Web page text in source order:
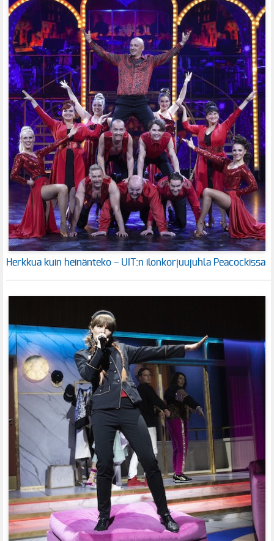
Herkkua kuin heinänteko – UIT:n ilonkorjuujuhla Peacockissa